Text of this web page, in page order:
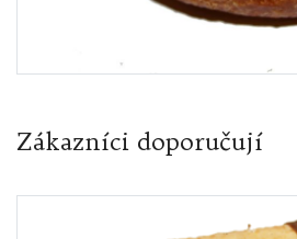
Zákazníci doporučují